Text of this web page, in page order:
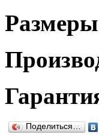
Поделиться…